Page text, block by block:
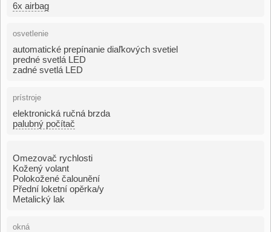
6x airbag
osvetlenie
automatické prepínanie diaľkových svetiel
predné svetlá LED
zadné svetlá LED
prístroje
elektronická ručná brzda
palubný počítač
Omezovač rychlosti
Kožený volant
Polokožené čalounění
Přední loketní opěrka/y
Metalický lak
okná